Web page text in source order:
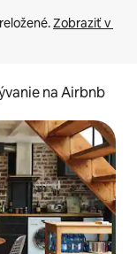
Zobraziť v
na Airbnb